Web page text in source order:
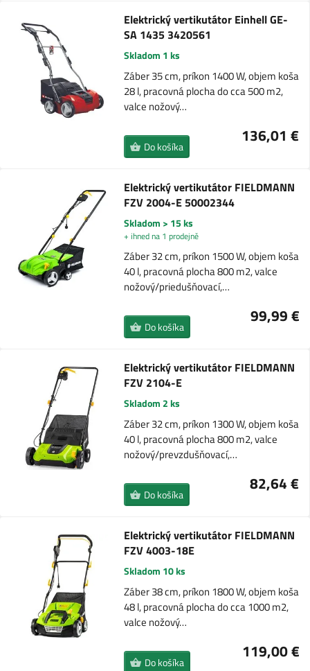
Elektrický vertikutátor Einhell GE-
SA 1435 3420561
Skladom 1 ks
Záber 35 cm, príkon 1400 W, objem koša
28 l, pracovná plocha do cca 500 m2,
valce nožový…
136,01 €
Do košíka
Elektrický vertikutátor FIELDMANN
FZV 2004-E 50002344
Skladom > 15 ks
+ ihned na 1 prodejně
Záber 32 cm, príkon 1500 W, objem koša
40 l, pracovná plocha 800 m2, valce
nožový/priedušňovací,…
99,99 €
Do košíka
Elektrický vertikutátor FIELDMANN
FZV 2104-E
Skladom 2 ks
Záber 32 cm, príkon 1300 W, objem koša
40 l, pracovná plocha 800 m2, valce
nožový/prevzdušňovací,…
82,64 €
Do košíka
Elektrický vertikutátor FIELDMANN
FZV 4003-18E
Skladom 10 ks
Záber 38 cm, príkon 1800 W, objem koša
48 l, pracovná plocha do cca 1000 m2,
valce nožový…
119,00 €
Do košíka